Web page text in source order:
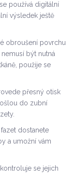
používá digitální
výsledek ještě
obroušení povrchu
být nutná
použije se
přesný otisk
do zubní
dostanete
a umožní vám
se jejich